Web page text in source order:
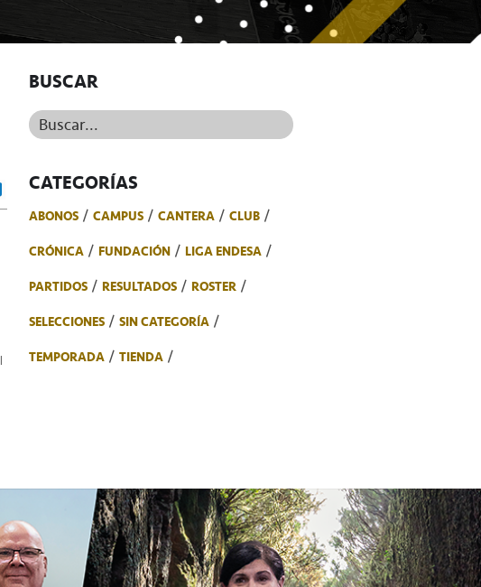
BUSCAR
Buscar...
CATEGORÍAS
ABONOS CAMPUS CANTERA
CLUB
CRÓNICA
FUNDACIÓN
LIGA ENDESA
PARTIDOS
RESULTADOS
ROSTER
SELECCIONES
SIN CATEGORÍA
TEMPORADA
TIENDA